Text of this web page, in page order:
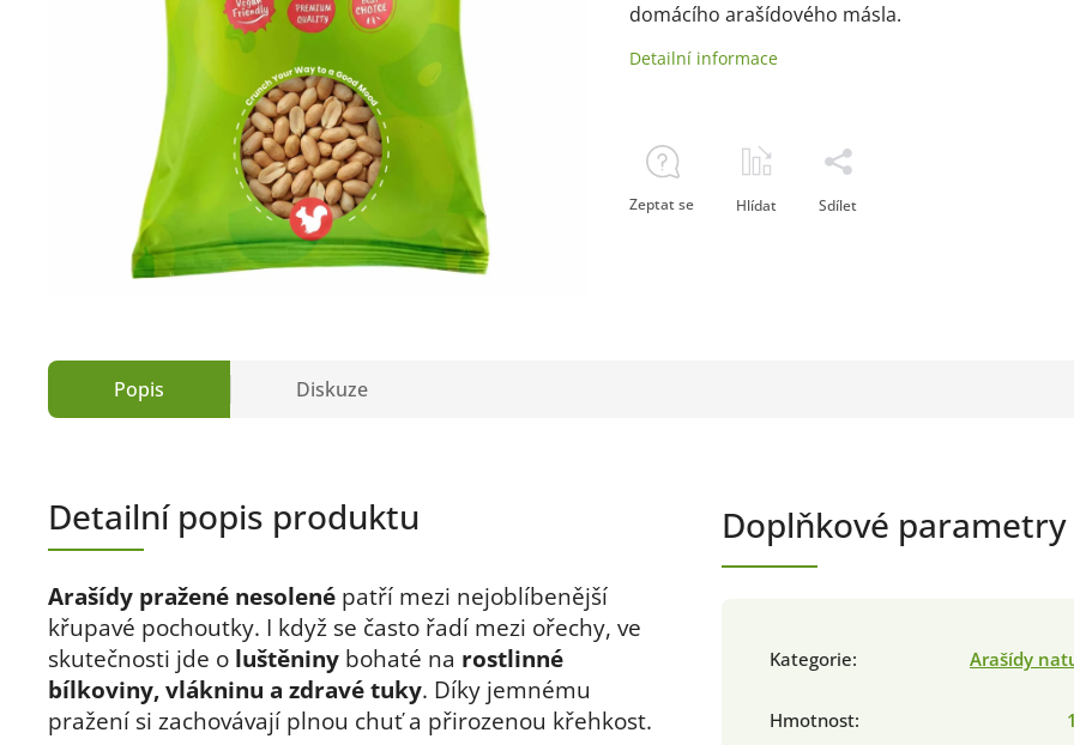
domácího arašídového másla.
Detailní informace
Zeptat se Hlídat Sdílet
Popis Diskuze
Detailní popis produktu
Arašídy pražené nesolené patří mezi nejoblíbenější
křupavé pochoutky. I když se často řadí mezi ořechy, ve
skutečnosti jde o luštěniny bohaté na rostlinné
bílkoviny, vlákninu a zdravé tuky. Díky jemnému
pražení si zachovávají plnou chuť a přirozenou křehkost.
Doplňkové parametry
Kategorie: Arašídy
Hmotnost: